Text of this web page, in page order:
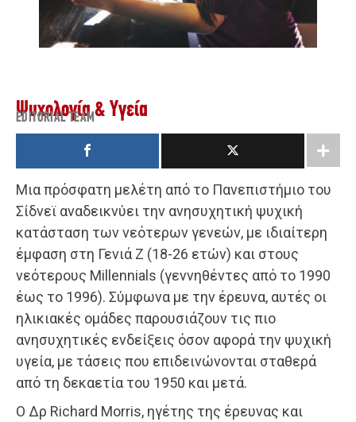
Ψυχολογία & Υγεία
EDITORIAL TEAM
Μια πρόσφατη μελέτη από το Πανεπιστήμιο του
Σίδνεϊ αναδεικνύει την ανησυχητική ψυχική
κατάσταση των νεότερων γενεών, με ιδιαίτερη
έμφαση στη Γενιά Ζ (18-26 ετών) και στους
νεότερους Millennials (γεννηθέντες από το 1990
έως το 1996). Σύμφωνα με την έρευνα, αυτές οι
ηλικιακές ομάδες παρουσιάζουν τις πιο
ανησυχητικές ενδείξεις όσον αφορά την ψυχική
υγεία, με τάσεις που επιδεινώνονται σταθερά
από τη δεκαετία του 1950 και μετά.
Ο Δρ Richard Morris, ηγέτης της έρευνας και